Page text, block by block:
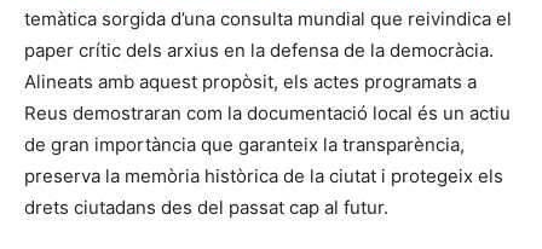
temàtica sorgida d’una consulta mundial que reivindica el
paper crític dels arxius en la defensa de la democràcia.
Alineats amb aquest propòsit, els actes programats a
Reus demostraran com la documentació local és un actiu
de gran importància que garanteix la transparència,
preserva la memòria històrica de la ciutat i protegeix els
drets ciutadans des del passat cap al futur.